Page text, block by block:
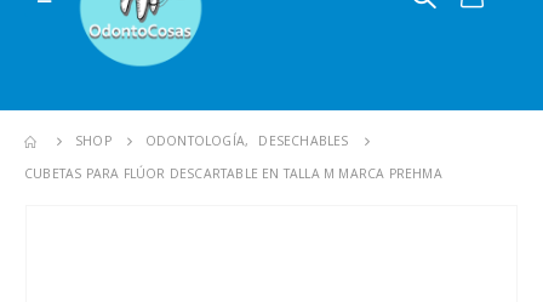
SHOP ODONTOLOGÍA,
DESECHABLES
CUBETAS PARA FLÚOR DESCARTABLE EN TALLA M MARCA PREHMA